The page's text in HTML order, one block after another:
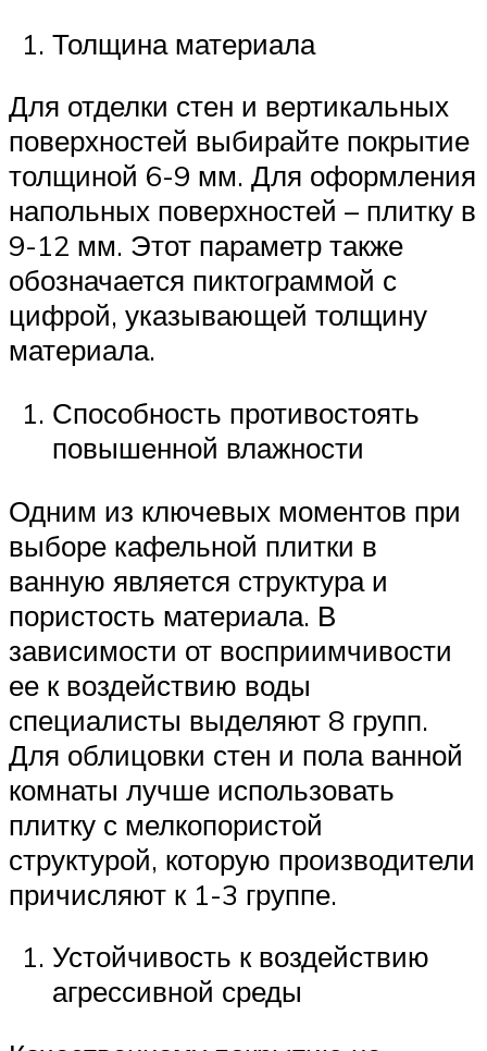
Толщина материала
Для отделки стен и вертикальных
поверхностей выбирайте покрытие
толщиной 6-9 мм. Для оформления
напольных поверхностей – плитку в
9-12 мм. Этот параметр также
обозначается пиктограммой с
цифрой, указывающей толщину
материала.
Способность противостоять
повышенной влажности
Одним из ключевых моментов при
выборе кафельной плитки в
ванную является структура и
пористость материала. В
зависимости от восприимчивости
ее к воздействию воды
специалисты выделяют 8 групп.
Для облицовки стен и пола ванной
комнаты лучше использовать
плитку с мелкопористой
структурой, которую производители
причисляют к 1-3 группе.
Устойчивость к воздействию
агрессивной среды